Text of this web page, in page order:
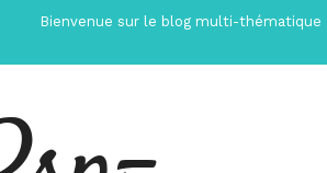
contenu
Bienvenue sur le blog multi-thématique